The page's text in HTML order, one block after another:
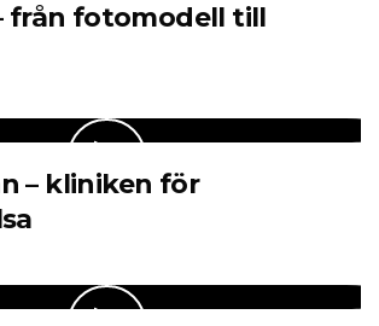
från fotomodell till
– kliniken för